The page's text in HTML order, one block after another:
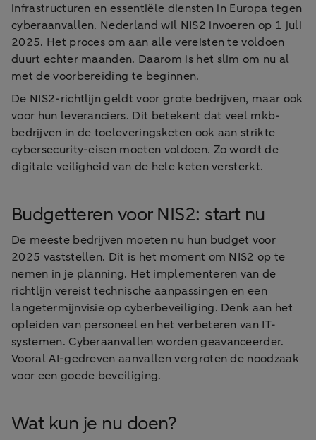
infrastructuren en essentiële diensten in Europa tegen
cyberaanvallen. Nederland wil NIS2 invoeren op 1 juli
2025. Het proces om aan alle vereisten te voldoen
duurt echter maanden. Daarom is het slim om nu al
met de voorbereiding te beginnen.
De NIS2-richtlijn geldt voor grote bedrijven, maar ook
voor hun leveranciers. Dit betekent dat veel mkb-
bedrijven in de toeleveringsketen ook aan strikte
cybersecurity-eisen moeten voldoen. Zo wordt de
digitale veiligheid van de hele keten versterkt.
Budgetteren voor NIS2: start nu
De meeste bedrijven moeten nu hun budget voor
2025 vaststellen. Dit is het moment om NIS2 op te
nemen in je planning. Het implementeren van de
richtlijn vereist technische aanpassingen en een
langetermijnvisie op cyberbeveiliging. Denk aan het
opleiden van personeel en het verbeteren van IT-
systemen. Cyberaanvallen worden geavanceerder.
Vooral AI-gedreven aanvallen vergroten de noodzaak
voor een goede beveiliging.
Wat kun je nu doen?